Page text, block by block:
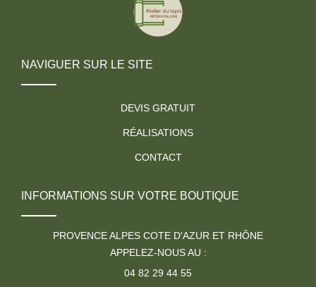
NAVIGUER SUR LE SITE
DEVIS GRATUIT
RÉALISATIONS
CONTACT
INFORMATIONS SUR VOTRE BOUTIQUE
PROVENCE ALPES COTE D'AZUR ET RHÔNE
APPELEZ-NOUS AU :
04 82 29 44 55